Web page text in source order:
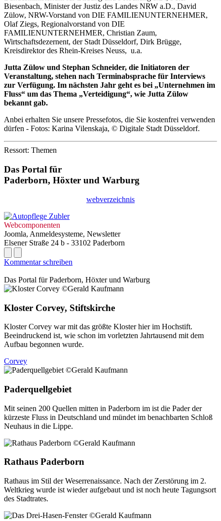
Biesenbach, Minister der Justiz des Landes NRW a.D., David
Zülow, NRW-Vorstand von DIE FAMILIENUNTERNEHMER,
Olaf Ziegs, Regionalvorstand von DIE
FAMILIENUNTERNEHMER, Christian Zaum,
Wirtschaftsdezernent, der Stadt Düsseldorf, Dirk Brügge,
Kreisdirektor des Rhein-Kreises Neuss, u.a.
Jutta Zülow und Stephan Schneider, die Initiatoren der
Veranstaltung, stehen nach Terminabsprache für Interviews
zur Verfügung. Im nächsten Jahr geht es bei „Unternehmen im
Fluss“ um das Thema „Verteidigung“, wie Jutta Zülow
bekannt gab.
Anbei erhalten Sie unsere Pressefotos, die Sie kostenfrei verwenden
dürfen - Fotos: Karina Vilenskaja, © Digitale Stadt Düsseldorf.
Ressort: Themen
Das Portal für
Paderborn, Höxter und Warburg
webverzeichnis
Webcomponenten
Joomla, Anmeldesysteme, Newsletter
Elsener Straße 24 b - 33102 Paderborn
Kommentar schreiben
Das Portal fürPaderborn, Höxterund Warburg
Kloster Corvey, Stiftskirche
Kloster Corvey war mit das größte Kloster hier im Hochstift.
Beeindruckend ist, wie schon im vorletzten Jahrtausend mit dem
Aufbau begonnen wurde.
Corvey
Paderquellgebiet
Mit seinen 200 Quellen mitten in Paderborn im ist die Pader der
kürzeste Fluss in Deutschland und mündet im benachbarten Schloß
Neuhaus in die Lippe.
Rathaus Paderborn
Rathaus im Stil der Weserrenaissance. Nach der Zerstörung im 2.
Weltkrieg wurde ist wieder aufgebaut und ist noch heute Tagungsort
des Stadtrates.